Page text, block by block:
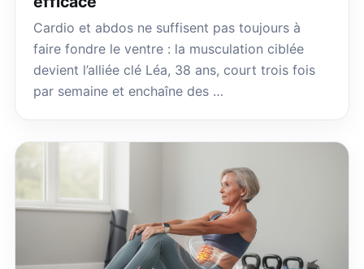
Cardio et abdos ne suffisent pas toujours à
faire fondre le ventre : la musculation ciblée
devient l’alliée clé Léa, 38 ans, court trois fois
par semaine et enchaîne des …